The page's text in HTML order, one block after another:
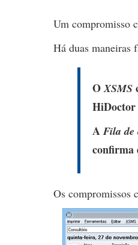
Um compromisso
Há duas maneiras
OXSMS
HiDoctor
A Fila de
confirma
Os compromissos